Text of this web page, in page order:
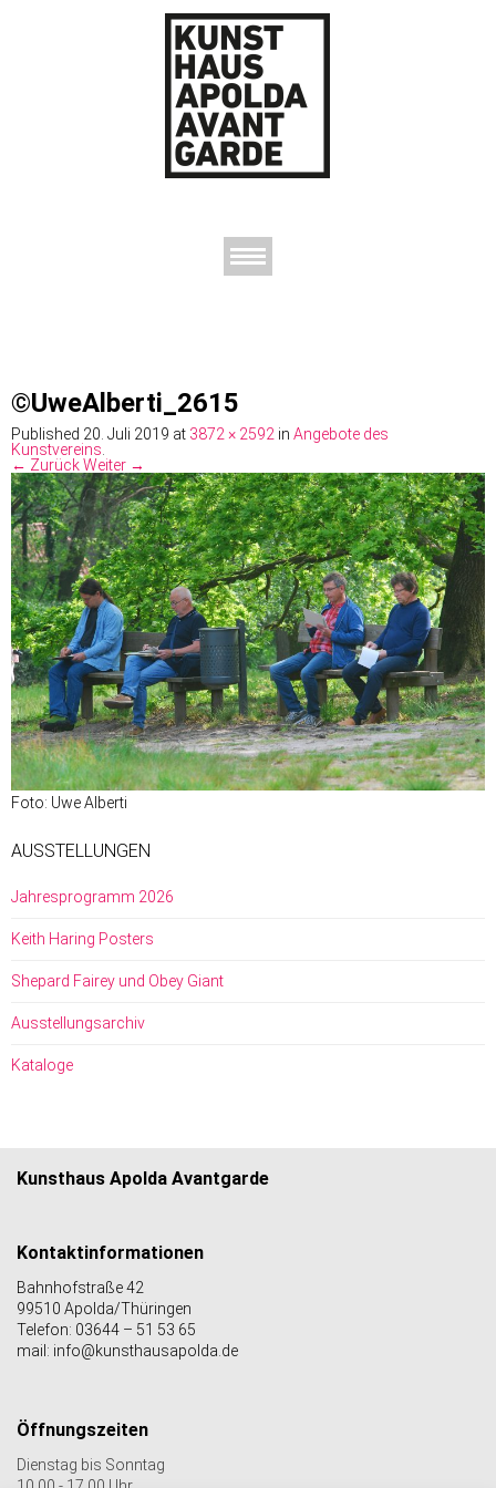
©UweAlberti_2615
Published 20. Juli 2019 at 3872 × 2592 in Angebote des
Kunstvereins.
← ZurückWeiter →
Foto: Uwe Alberti
AUSSTELLUNGEN
Jahresprogramm 2026
Keith Haring Posters
Shepard Fairey und Obey Giant
Ausstellungsarchiv
Kataloge
Kunsthaus Apolda Avantgarde
Kontaktinformationen
Bahnhofstraße 42
99510 Apolda/Thüringen
Telefon: 03644 – 51 53 65
mail: info@kunsthausapolda.de
Öffnungszeiten
Dienstag bis Sonntag